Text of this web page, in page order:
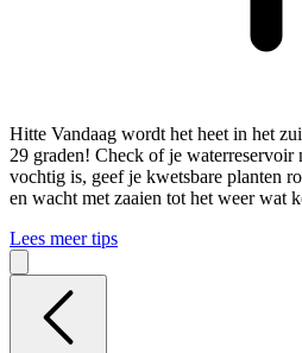
Hitte Vandaag wordt het heet in het
29 graden! Check of je
vochtig is, geef je kwetsbare planten
en wacht met zaaien tot het weer wat
Lees meer tips